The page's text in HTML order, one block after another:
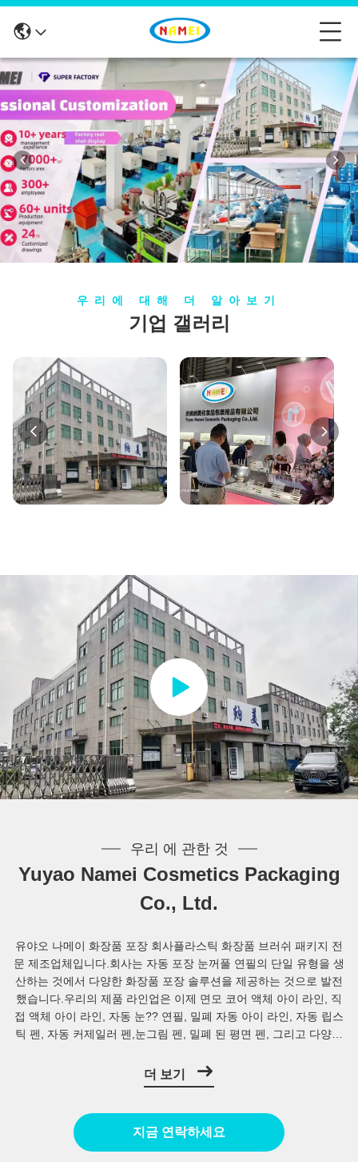
우리에 대해 더 알아보기
기업 갤러리
우리 에 관한 것
Yuyao Namei Cosmetics Packaging
Co., Ltd.
유야오 나메이 화장품 포장 회사플라스틱 화장품 브러쉬 패키지 전
문 제조업체입니다.회사는 자동 포장 눈꺼풀 연필의 단일 유형을 생
산하는 것에서 다양한 화장품 포장 솔루션을 제공하는 것으로 발전
했습니다.우리의 제품 라인업은 이제 면모 코어 액체 아이 라인, 직
접 액체 아이 라인, 자동 눈?? 연필, 밀폐 자동 아이 라인, 자동 립스
틱 펜, 자동 커제일러 펜,눈그림 펜, 밀폐 된 평면 펜, 그리고 다양한
통해 제품 디자인과 곰팡이 개발에서 기능 테스트까지 다양한 서비
스를 제공합니다.품질에 대한 우리의 헌신은 ISO9001 품질 관리 시
된 우수성을 보장합니다. 비전: 아름다운 경력을 쌓고 세계적 수준
의 기업으로 거듭나기 위해서입니다. 임무: 고객과 함께 성장하고
더 보기
지금 연락하세요